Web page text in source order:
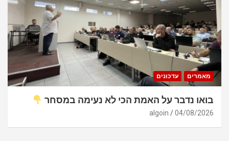
מאמרים עדכונים
בואו נדבר על האמת הכי לא נעימה במסחר
04/08/2026
algoin